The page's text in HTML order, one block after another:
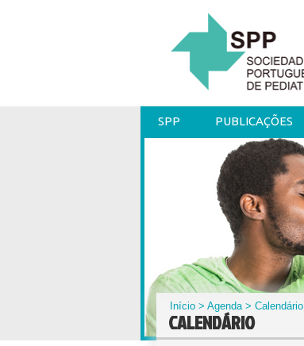
SPP PUBLICAÇÕES
Início >Agenda> Calendário
CALENDÁRIO